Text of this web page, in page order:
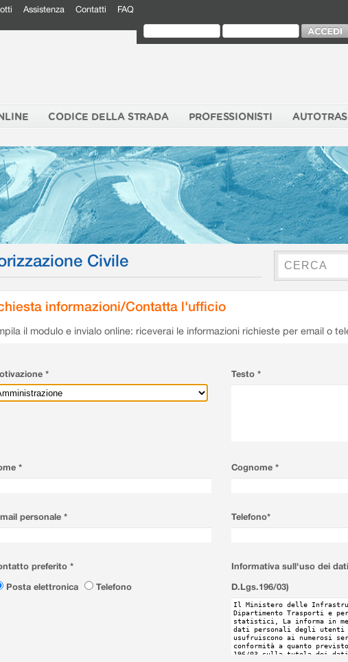
Assistenza Contatti FAQ
CODICE DELLA STRADA PROFESSIONISTI
Civile
informazioni/Contatta l'ufficio
il modulo e invialo online: riceverai le informazioni richieste per email o
* Testo *
* Cognome *
personale * Telefono*
preferito *
Posta elettronica
Telefono
Informativa sull'uso dei
D.Lgs.196/03)